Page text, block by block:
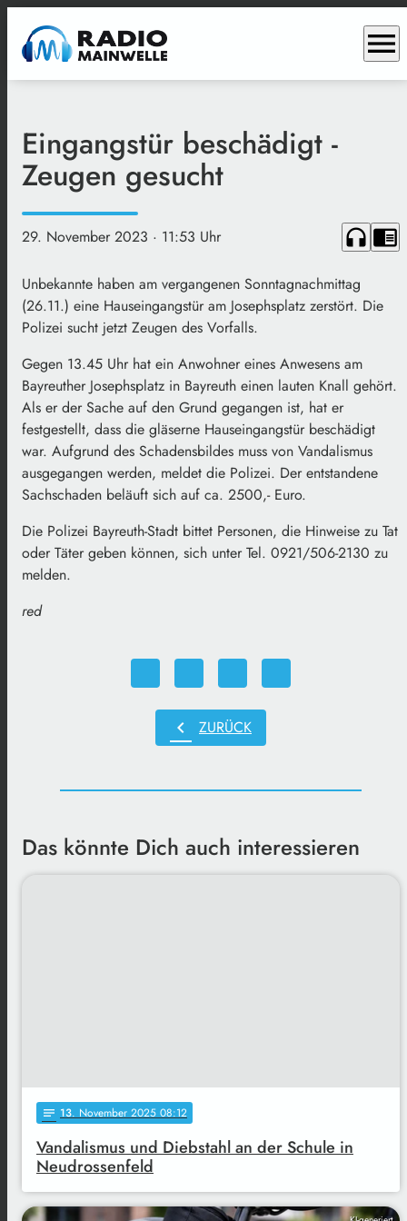
menu
Eingangstür beschädigt -
Zeugen gesucht
29. November 2023 · 11:53 Uhr headphones chrome_reader_mode
Unbekannte haben am vergangenen Sonntagnachmittag
(26.11.) eine Hauseingangstür am Josephsplatz zerstört. Die
Polizei sucht jetzt Zeugen des Vorfalls.
Gegen 13.45 Uhr hat ein Anwohner eines Anwesens am
Bayreuther Josephsplatz in Bayreuth einen lauten Knall gehört.
Als er der Sache auf den Grund gegangen ist, hat er
festgestellt, dass die gläserne Hauseingangstür beschädigt
war. Aufgrund des Schadensbildes muss von Vandalismus
ausgegangen werden, meldet die Polizei. Der entstandene
Sachschaden beläuft sich auf ca. 2500,- Euro.
Die Polizei Bayreuth-Stadt bittet Personen, die Hinweise zu Tat
oder Täter geben können, sich unter Tel. 0921/506-2130 zu
melden.
red
chevron_left ZURÜCK
Das könnte Dich auch interessieren
notes 13. November 2025 08:12
Vandalismus und Diebstahl an der Schule in
Neudrossenfeld